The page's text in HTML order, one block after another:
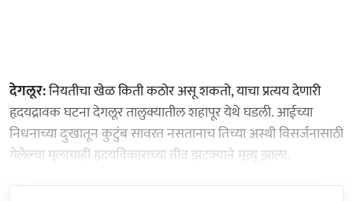
देगलूर:नियतीचा खेळ किती कठोर असू शकतो, याचा प्रत्यय देणारी
हृदयद्रावक घटना देगलूर तालुक्यातील शहापूर येथे घडली. आईच्या
निधनाच्या दुःखातून कुटुंब सावरत नसतानाच तिच्या अस्थी विसर्जनासाठी
गेलेल्या मुलाचाही हृदयविकाराच्या तीव्र झटक्याने मृत्यू झाला.